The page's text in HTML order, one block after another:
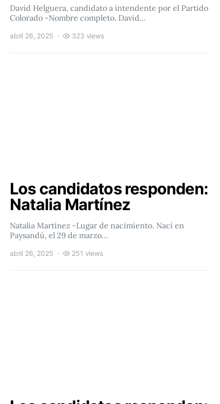
David Helguera, candidato a intendente por el Partido
Colorado -Nombre completo. David…
abril 26, 2025 323 views
Los candidatos responden:
Natalia Martínez
Natalia Martínez -Lugar de nacimiento. Nací en
Paysandú, el 29 de marzo…
abril 26, 2025 251 views